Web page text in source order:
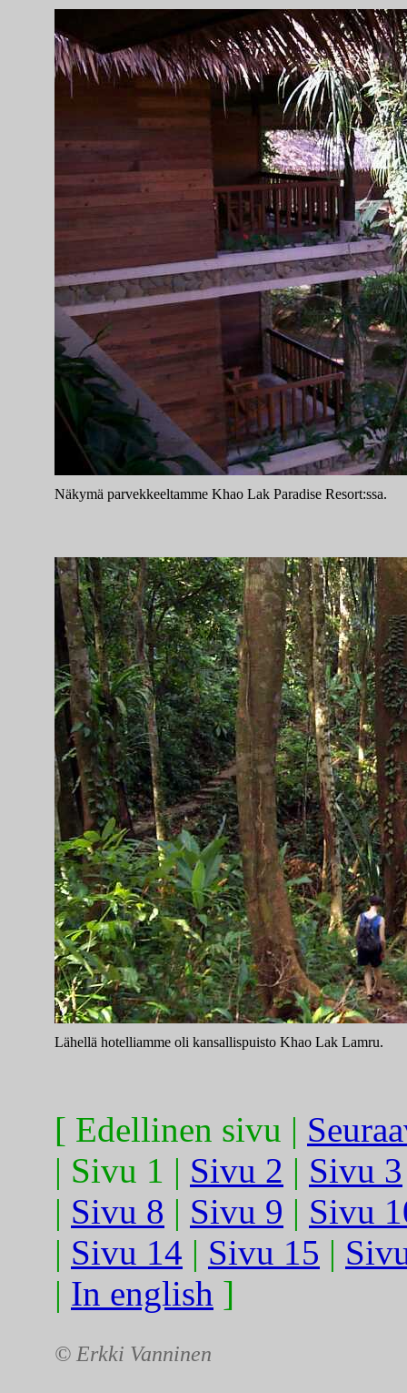
Näkymä parvekkeeltamme Khao Lak Paradise Resort:ssa.
Lähellä hotelliamme oli kansallispuisto Khao Lak Lamru.
[ Edellinen sivu |
| Sivu 1 | Sivu 2 | Sivu 3
| Sivu 8 | Sivu 9 | Sivu
| Sivu 14 | Sivu 15 |
| In english ]
© Erkki Vanninen